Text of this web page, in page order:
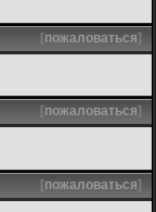
[пожаловаться]
[пожаловаться]
[пожаловаться]